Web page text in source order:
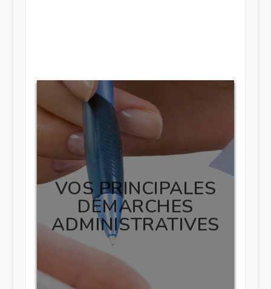
VOS PRINCIPALES
DÉMARCHES
ADMINISTRATIVES